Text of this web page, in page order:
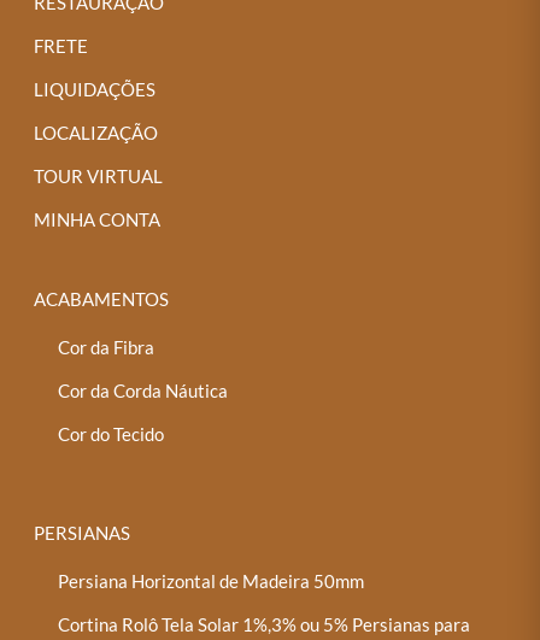
FRETE
LIQUIDAÇÕES
LOCALIZAÇÃO
TOUR VIRTUAL
MINHA CONTA
ACABAMENTOS
Cor da Fibra
Cor da Corda Náutica
Cor do Tecido
PERSIANAS
Persiana Horizontal de Madeira 50mm
Cortina Rolô Tela Solar 1%,3% ou 5% Persianas para